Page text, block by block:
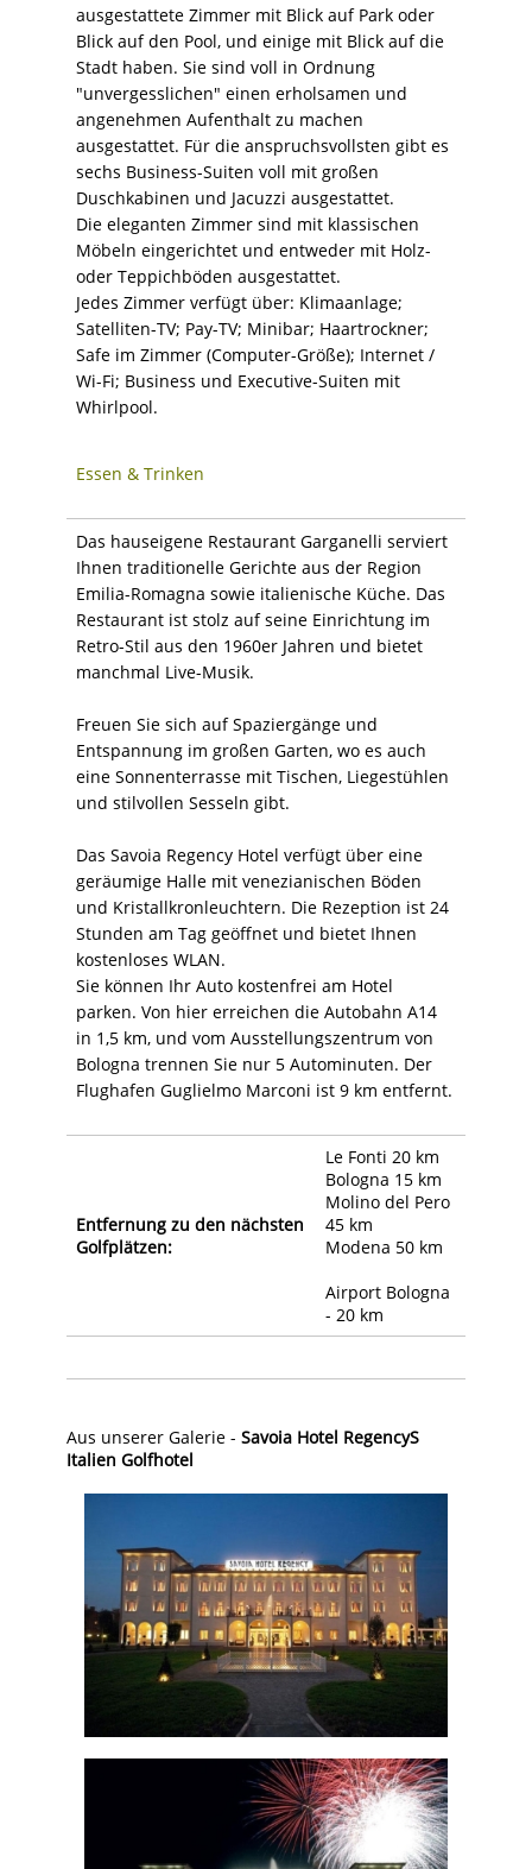
ausgestattete Zimmer mit Blick auf Park oder
Blick auf den Pool, und einige mit Blick auf die
Stadt haben. Sie sind voll in Ordnung
"unvergesslichen" einen erholsamen und
angenehmen Aufenthalt zu machen
ausgestattet. Für die anspruchsvollsten gibt es
sechs Business-Suiten voll mit großen
Duschkabinen und Jacuzzi ausgestattet.
Die eleganten Zimmer sind mit klassischen
Möbeln eingerichtet und entweder mit Holz-
oder Teppichböden ausgestattet.
Jedes Zimmer verfügt über: Klimaanlage;
Satelliten-TV; Pay-TV; Minibar; Haartrockner;
Safe im Zimmer (Computer-Größe); Internet /
Wi-Fi; Business und Executive-Suiten mit
Whirlpool.
Essen & Trinken
Das hauseigene Restaurant Garganelli serviert
Ihnen traditionelle Gerichte aus der Region
Emilia-Romagna sowie italienische Küche. Das
Restaurant ist stolz auf seine Einrichtung im
Retro-Stil aus den 1960er Jahren und bietet
manchmal Live-Musik.
Freuen Sie sich auf Spaziergänge und
Entspannung im großen Garten, wo es auch
eine Sonnenterrasse mit Tischen, Liegestühlen
und stilvollen Sesseln gibt.
Das Savoia Regency Hotel verfügt über eine
geräumige Halle mit venezianischen Böden
und Kristallkronleuchtern. Die Rezeption ist 24
Stunden am Tag geöffnet und bietet Ihnen
kostenloses WLAN.
Sie können Ihr Auto kostenfrei am Hotel
parken. Von hier erreichen die Autobahn A14
in 1,5 km, und vom Ausstellungszentrum von
Bologna trennen Sie nur 5 Autominuten. Der
Flughafen Guglielmo Marconi ist 9 km entfernt.
Entfernung zu den nächsten
Golfplätzen:
Le Fonti 20 km
Bologna 15 km
Molino del Pero
45 km
Modena 50 km
Airport Bologna
- 20 km
Aus unserer Galerie - Savoia Hotel RegencyS
Italien Golfhotel